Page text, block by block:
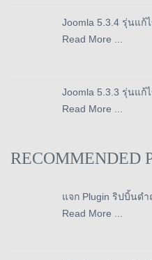
Joomla 5.3.4 รุ่นแก้
Read More ...
Joomla 5.3.3 รุ่นแก้
Read More ...
RECOMMENDED
แจก Plugin ริปบิ้นดำ
Read More ...